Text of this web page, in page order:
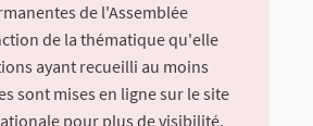
de l'Assemblée
de la thématique qu'elle
ayant recueilli au moins
sont mises en ligne sur le site
pour plus de visibilité.